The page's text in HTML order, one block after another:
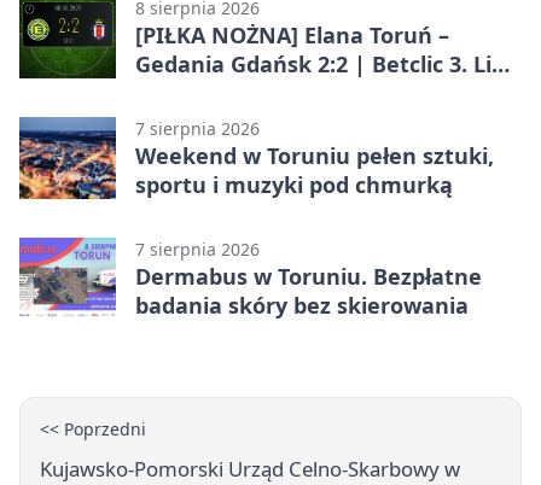
8 sierpnia 2026
[PIŁKA NOŻNA] Elana Toruń –
Gedania Gdańsk 2:2 | Betclic 3. Liga
7 sierpnia 2026
Weekend w Toruniu pełen sztuki,
sportu i muzyki pod chmurką
7 sierpnia 2026
Dermabus w Toruniu. Bezpłatne
badania skóry bez skierowania
<< Poprzedni
Kujawsko-Pomorski Urząd Celno-Skarbowy w